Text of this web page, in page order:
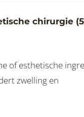
chirurgie (5
of esthetische
zwelling en